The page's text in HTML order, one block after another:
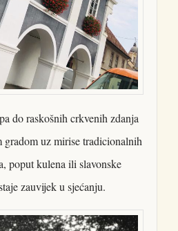
do raskošnih crkvenih zdanja
uz mirise tradicionalnih
poput kulena ili slavonske
zauvijek u sjećanju.